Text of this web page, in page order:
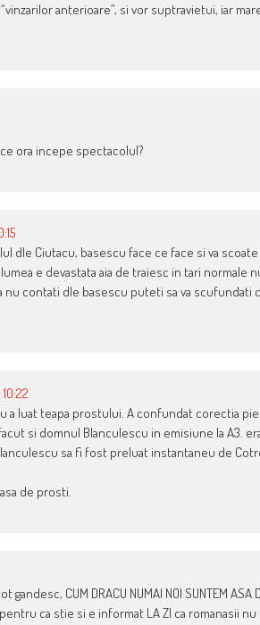
anterioare”, si vor suptravietui, iar
ora incepe spectacolul?
dle Ciutacu, basescu face ce face si va
e devastata aia de traiesc in tari normale
contati dle basescu puteti sa va scufundati
10:22
a luat teapa prostului. A confundat corectia
si domnul Blanculescu in emisiune la A3.
sa fi fost preluat instantaneu de
de prosti.
gandesc, CUM DRACU NUMAI NOI SUNTEM
ca stie si e informat LA ZI ca romanasii